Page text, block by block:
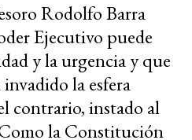
Rodolfo Barra
Ejecutivo puede
y la urgencia y que
la esfera
contrario, instado al
la Constitución